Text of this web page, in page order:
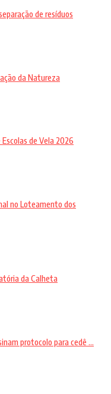
de resíduos
da Natureza
de Vela 2026
no Loteamento dos
da Calheta
protocolo para cedê ...